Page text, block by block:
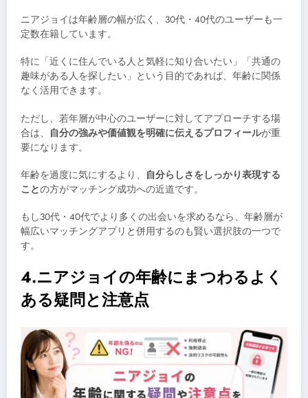
ニアジョイは年齢層の幅が広く、30代・40代のユーザーも一
定数在籍しています。
特に「近くに住んでいる人と気軽に知り合いたい」「共通の
趣味がある人を探したい」という目的であれば、年齢に関係
なく活用できます。
ただし、若年層が中心のユーザーに対してアプローチする場
合は、
自分の強みや価値観を明確に伝えるプロフィールが重
要になります。
年齢を過度に気にするより、
自分らしさをしっかり表現する
ことの方がマッチング成功への近道です。
もし30代・40代でより多くの出会いを求めるなら、年齢層が
幅広いマッチングアプリと併用するのも賢い選択肢の一つで
す。
4.ニアジョイの年齢にまつわるよく
ある疑問と注意点